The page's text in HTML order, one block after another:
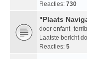
Reacties: 730
"Plaats
door
Laatste bericht
Reacties: 5